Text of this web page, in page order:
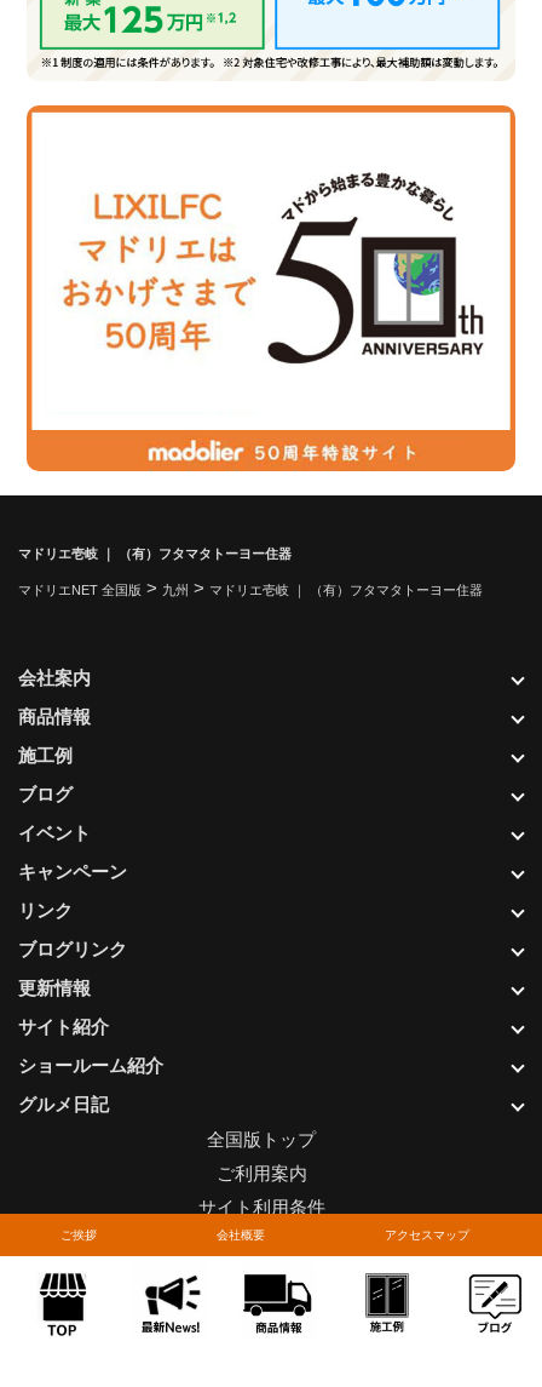
ご挨拶 会社概要 アクセスマップ
マドリエ壱岐 ｜ （有）フタマタトーヨー住器
マドリエNET 全国版 > 九州 > マドリエ壱岐 ｜ （有）フタマタトーヨー住器
更新情報
サイト紹介
ショールーム紹介
グルメ日記
会社案内
商品情報
施工例
ブログ
イベント
キャンペーン
リンク
ブログリンク
全国版トップ
ご利用案内
サイト利用条件
プライバシーポリシー
関連リンク
お問い合わせについて